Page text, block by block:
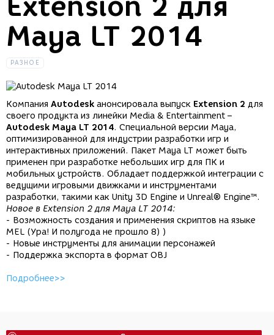
Maya LT 2014
РАЗНОЕ
Компания Autodesk анонсировала выпуск Extension 2 для
своего продукта из линейки Media & Entertainment –
Autodesk Maya LT 2014. Специальной версии Maya,
оптимизированной для индустрии разработки игр и
интерактивных приложений. Пакет Maya LT может быть
применен при разработке небольших игр для ПК и
мобильных устройств. Обладает поддержкой интеграции с
ведущими игровыми движками и инструментами
разработки, такими как Unity 3D Engine и Unreal® Engine™.
Новое в Extension 2 для Maya LT 2014:
- Возможность создания и применения скриптов на языке
MEL (Ура! И полугода не прошло 8) )
- Новые инструменты для анимации персонажей
- Поддержка экспорта в формат OBJ
Подробнее>>